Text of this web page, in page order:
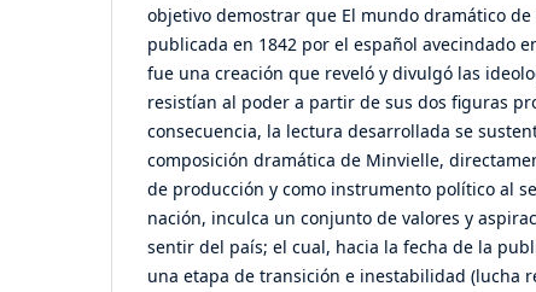
objetivo demostrar que El mundo dramático
publicada en 1842 por el español avecindado
fue una creación que reveló y divulgó las
resistían al poder a partir de sus dos figuras
consecuencia, la lectura desarrollada se
composición dramática de Minvielle,
de producción y como instrumento político al
nación, inculca un conjunto de valores y
sentir del país; el cual, hacia la fecha de la
una etapa de transición e inestabilidad (lucha